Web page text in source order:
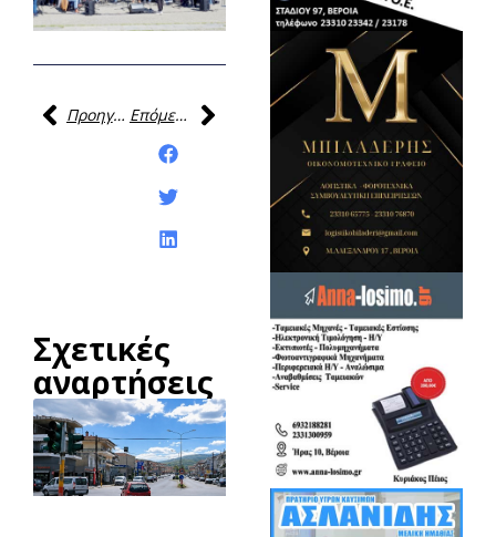
Προηγούμενη
Επόμενη
Σχετικές
αναρτήσεις